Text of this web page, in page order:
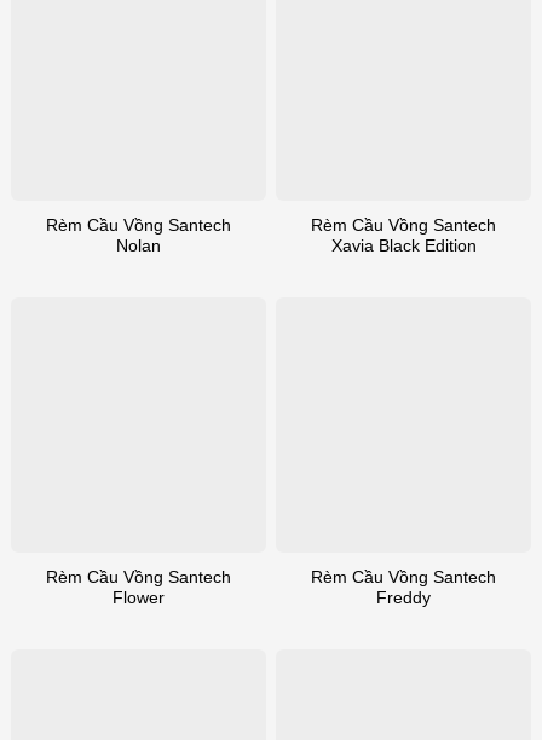
Rèm Cầu Vồng Santech
Nolan
Rèm Cầu Vồng Santech
Xavia Black Edition
Rèm Cầu Vồng Santech
Flower
Rèm Cầu Vồng Santech
Freddy